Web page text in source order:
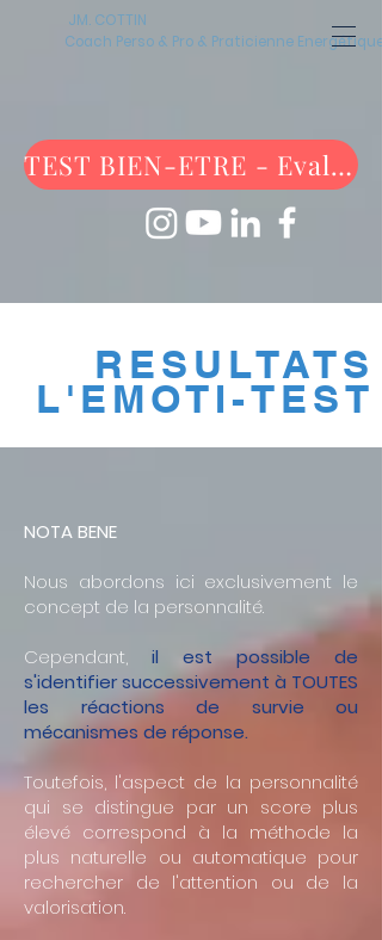
Coach Perso & Pro & Praticienne Energétique
JM. COTTIN
TEST BIEN-ETRE - Evaluez-vous maintenant !
RESULTATS
L'EMOTI-TEST
NOTA BENE
Nous abordons ici exclusivement le
concept de la personnalité.
Cependant, il est possible de
s'identifier successivement à TOUTES
les réactions de survie ou
mécanismes de réponse.
Toutefois, l'aspect de la personnalité
qui se distingue par un score plus
élevé correspond à la méthode la
plus naturelle ou automatique pour
rechercher de l'attention ou de la
valorisation.